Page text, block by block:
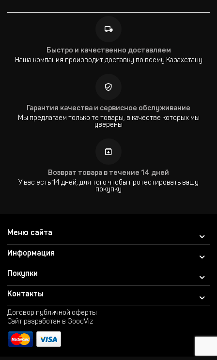
Быстро и качественно доставляем
Наша компания производит доставку по всему Казахстану
Гарантия качества и сервисное обслуживание
Мы предлагаем только те товары, в качестве которых мы
уверены
Возврат товара в течение 14 дней
У вас есть 14 дней, для того чтобы протестировать вашу
покупку
Меню сайта
Информация
Покупки
Контакты
Договор публичной оферты
Сайт разработан в GoodViz